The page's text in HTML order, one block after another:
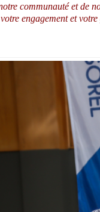
communauté et de
engagement et votre